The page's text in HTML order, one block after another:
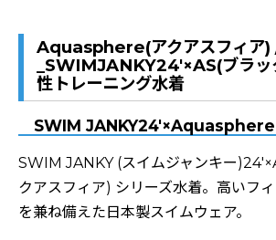
Aquasphere(アクアスフィア)
_SWIMJANKY24'×AS(ブラッ
性トレーニング水着
SWIM JANKY24'×Aquasphere
SWIM JANKY (スイムジャンキー
クアスフィア) シリーズ水着。高いフ
を兼ね備えた日本製スイムウェア。